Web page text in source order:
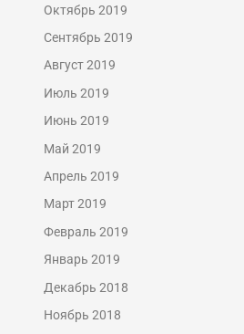
Октябрь 2019
Сентябрь 2019
Август 2019
Июль 2019
Июнь 2019
Май 2019
Апрель 2019
Март 2019
Февраль 2019
Январь 2019
Декабрь 2018
Ноябрь 2018